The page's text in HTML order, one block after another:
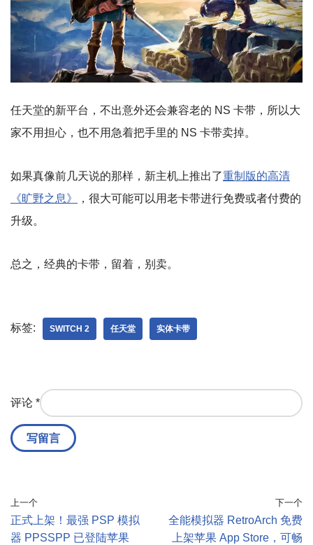
任天堂的新平台，不出意外还会兼容老的 NS 卡带，所以大
家不用担心，也不用急着把手里的 NS 卡带卖掉。
如果真像前几天说的那样，新主机上推出了重制版的高清
《旷野之息》
，很大可能可以用老卡带进行免费或者付费的
升级。
总之，经典的卡带，留着，别卖。
标签: SWITCH 2 任天堂 实体卡带
评论 *
上一个
正式上架！最强 PSP 模拟
器 PPSSPP 已登陆苹果
下一个
全能模拟器 RetroArch 免费
上架苹果 App Store，可畅